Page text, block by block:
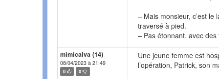
– Mais monsieur, c’est le
traversé à pied.
– Pas étonnant, avec
mimicalva (14)
08/04/2023 à 21:49
0 0
Une jeune femme est
l’opération, Patrick, son